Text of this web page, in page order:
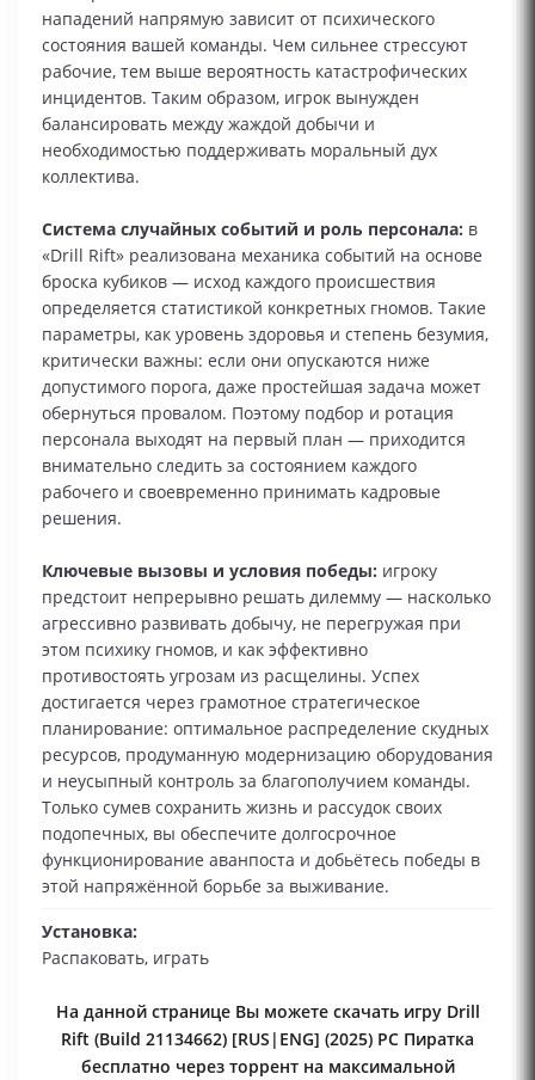
нападений напрямую зависит от психического
состояния вашей команды. Чем сильнее стрессуют
рабочие, тем выше вероятность катастрофических
инцидентов. Таким образом, игрок вынужден
балансировать между жаждой добычи и
необходимостью поддерживать моральный дух
коллектива.
Система случайных событий и роль персонала: в
«Drill Rift» реализована механика событий на основе
броска кубиков — исход каждого происшествия
определяется статистикой конкретных гномов. Такие
параметры, как уровень здоровья и степень безумия,
критически важны: если они опускаются ниже
допустимого порога, даже простейшая задача может
обернуться провалом. Поэтому подбор и ротация
персонала выходят на первый план — приходится
внимательно следить за состоянием каждого
рабочего и своевременно принимать кадровые
решения.
Ключевые вызовы и условия победы: игроку
предстоит непрерывно решать дилемму — насколько
агрессивно развивать добычу, не перегружая при
этом психику гномов, и как эффективно
противостоять угрозам из расщелины. Успех
достигается через грамотное стратегическое
планирование: оптимальное распределение скудных
ресурсов, продуманную модернизацию оборудования
и неусыпный контроль за благополучием команды.
Только сумев сохранить жизнь и рассудок своих
подопечных, вы обеспечите долгосрочное
функционирование аванпоста и добьётесь победы в
этой напряжённой борьбе за выживание.
Установка:
Распаковать, играть
На данной странице Вы можете скачать игру Drill
Rift (Build 21134662) [RUS|ENG] (2025) PC Пиратка
бесплатно через торрент на максимальной